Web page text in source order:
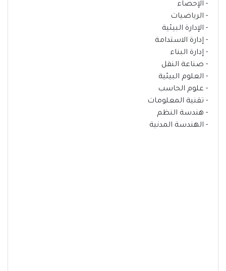
- الإحصاء
- الرياضيات
- الإدارة البيئية
- إدارة الاستدامة
- إدارة البناء
- صناعة النقل
- العلوم البيئية
- علوم الحاسب
- تقنية المعلومات
- هندسة النظم
- الهندسة المدنية